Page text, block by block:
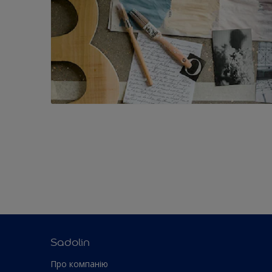
Sadolin
Про компанiю